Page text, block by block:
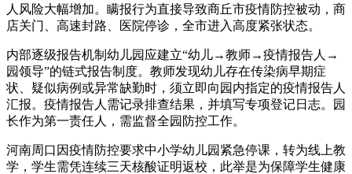
人风险大幅增加。瞒报行为直接导致商丘市疫情防控被动，商
店关门、高速封路、医院停诊，全市进入高度紧张状态。
内部逐级报告机制幼儿园应建立“幼儿→教师→疫情报告人→
园领导”的链式报告制度。教师发现幼儿存在传染病早期症
状、疑似病例或异常缺勤时，须立即向园内指定的疫情报告人
汇报。疫情报告人需记录排查结果，并填写专项登记日志。园
长作为第一责任人，需监督全园防控工作。
河南周口因疫情防控要求中小学幼儿园紧急停课，转为线上教
学，学生需凭连续三天核酸证明返校，此举是为保障学生健康